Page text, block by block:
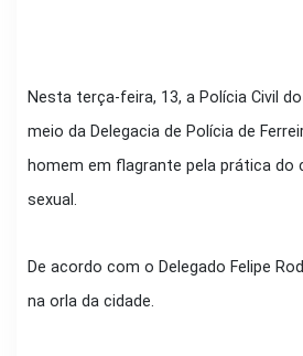
Nesta terça-feira, 13, a Polícia Civil
meio da Delegacia de Polícia de
homem em flagrante pela prática do
sexual.
De acordo com o Delegado Felipe
na orla da cidade.